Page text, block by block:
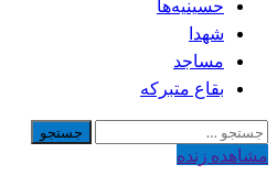
حسینیه‌ها
شهدا
مساجد
بقاع متبرکه
جستجو
برای:
مشاهده‌ زنده